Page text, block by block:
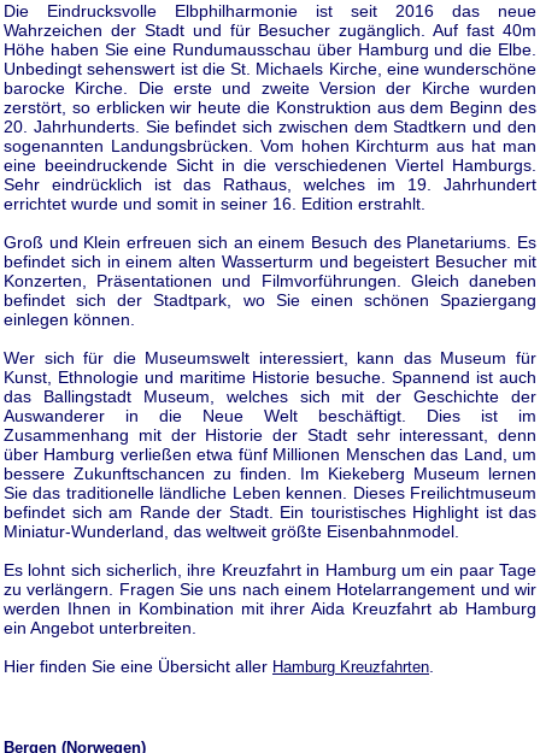
Die Eindrucksvolle Elbphilharmonie ist seit 2016 das neue
Wahrzeichen der Stadt und für Besucher zugänglich. Auf fast 40m
Höhe haben Sie eine Rundumausschau über Hamburg und die Elbe.
Unbedingt sehenswert ist die St. Michaels Kirche, eine wunderschöne
barocke Kirche. Die erste und zweite Version der Kirche wurden
zerstört, so erblicken wir heute die Konstruktion aus dem Beginn des
20. Jahrhunderts. Sie befindet sich zwischen dem Stadtkern und den
sogenannten Landungsbrücken. Vom hohen Kirchturm aus hat man
eine beeindruckende Sicht in die verschiedenen Viertel Hamburgs.
Sehr eindrücklich ist das Rathaus, welches im 19. Jahrhundert
errichtet wurde und somit in seiner 16. Edition erstrahlt.
Groß und Klein erfreuen sich an einem Besuch des Planetariums. Es
befindet sich in einem alten Wasserturm und begeistert Besucher mit
Konzerten, Präsentationen und Filmvorführungen. Gleich daneben
befindet sich der Stadtpark, wo Sie einen schönen Spaziergang
einlegen können.
Wer sich für die Museumswelt interessiert, kann das Museum für
Kunst, Ethnologie und maritime Historie besuche. Spannend ist auch
das Ballingstadt Museum, welches sich mit der Geschichte der
Auswanderer in die Neue Welt beschäftigt. Dies ist im
Zusammenhang mit der Historie der Stadt sehr interessant, denn
über Hamburg verließen etwa fünf Millionen Menschen das Land, um
bessere Zukunftschancen zu finden. Im Kiekeberg Museum lernen
Sie das traditionelle ländliche Leben kennen. Dieses Freilichtmuseum
befindet sich am Rande der Stadt. Ein touristisches Highlight ist das
Miniatur-Wunderland, das weltweit größte Eisenbahnmodel.
Es lohnt sich sicherlich, ihre Kreuzfahrt in Hamburg um ein paar Tage
zu verlängern. Fragen Sie uns nach einem Hotelarrangement und wir
werden Ihnen in Kombination mit ihrer Aida Kreuzfahrt ab Hamburg
ein Angebot unterbreiten.
Hier finden Sie eine Übersicht aller Hamburg Kreuzfahrten
Bergen (Norwegen)